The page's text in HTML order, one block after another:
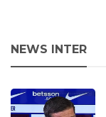
NEWS INTER